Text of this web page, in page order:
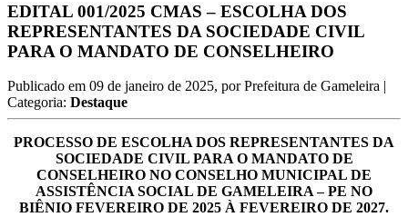
EDITAL 001/2025 CMAS – ESCOLHA DOS
REPRESENTANTES DA SOCIEDADE CIVIL
PARA O MANDATO DE CONSELHEIRO
Publicado em 09 de janeiro de 2025, porPrefeitura de Gameleira |
Categoria: Destaque
PROCESSO DE ESCOLHA DOS REPRESENTANTES DA
SOCIEDADE CIVIL PARA O MANDATO DE
CONSELHEIRO NO CONSELHO MUNICIPAL DE
ASSISTÊNCIA SOCIAL DE GAMELEIRA – PE NO
BIÊNIO FEVEREIRO DE 2025 À FEVEREIRO DE 2027.